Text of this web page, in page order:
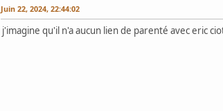
Juin 22, 2024, 22:44:02
j'imagine qu'il n'a aucun lien de parenté avec eric